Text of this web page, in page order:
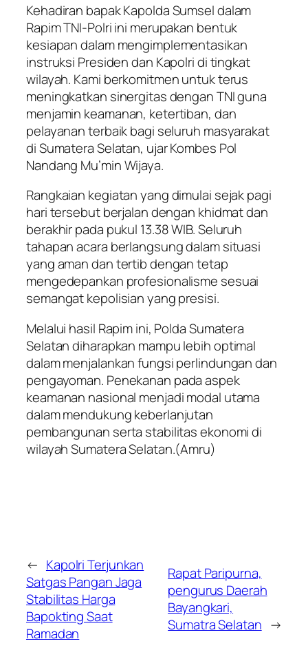
Kehadiran bapak Kapolda Sumsel dalam
Rapim TNI-Polri ini merupakan bentuk
kesiapan dalam mengimplementasikan
instruksi Presiden dan Kapolri di tingkat
wilayah. Kami berkomitmen untuk terus
meningkatkan sinergitas dengan TNI guna
menjamin keamanan, ketertiban, dan
pelayanan terbaik bagi seluruh masyarakat
di Sumatera Selatan, ujar Kombes Pol
Nandang Mu’min Wijaya.
Rangkaian kegiatan yang dimulai sejak pagi
hari tersebut berjalan dengan khidmat dan
berakhir pada pukul 13.38 WIB. Seluruh
tahapan acara berlangsung dalam situasi
yang aman dan tertib dengan tetap
mengedepankan profesionalisme sesuai
semangat kepolisian yang presisi.
Melalui hasil Rapim ini, Polda Sumatera
Selatan diharapkan mampu lebih optimal
dalam menjalankan fungsi perlindungan dan
pengayoman. Penekanan pada aspek
keamanan nasional menjadi modal utama
dalam mendukung keberlanjutan
pembangunan serta stabilitas ekonomi di
wilayah Sumatera Selatan.(Amru)
← Kapolri Terjunkan
Satgas Pangan Jaga
Stabilitas Harga
Bapokting Saat
Ramadan
Rapat Paripurna,
pengurus Daerah
Bayangkari,
Sumatra Selatan →